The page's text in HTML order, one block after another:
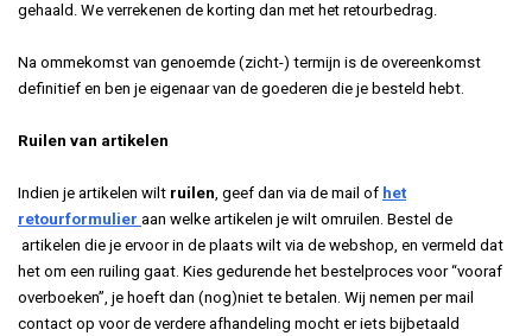
gehaald. We verrekenen de korting dan met het retourbedrag.
Na ommekomst van genoemde (zicht-) termijn is de overeenkomst
definitief en ben je eigenaar van de goederen die je besteld hebt.
Ruilen van artikelen
Indien je artikelen wilt ruilen, geef dan via de mail of het
retourformulier aan welke artikelen je wilt omruilen. Bestel de
artikelen die je ervoor in de plaats wilt via de webshop, en vermeld dat
het om een ruiling gaat. Kies gedurende het bestelproces voor “vooraf
overboeken”, je hoeft dan (nog)niet te betalen. Wij nemen per mail
contact op voor de verdere afhandeling mocht er iets bijbetaald